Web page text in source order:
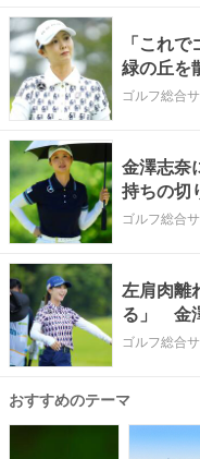
「これ
緑の丘を
に「8頭
ゴルフ総合
金澤志奈
持ちの切
張りまし
ゴルフ総合
左肩肉離
る」 金
ゴルフ総合
おすすめのテーマ